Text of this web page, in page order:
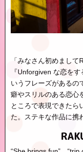
「みなさん初めまし
『Unforgiven な恋を
いうフレーズがあるの
癖やスリルのある恋心
ところで表現できたら
た。ステキな作品に携